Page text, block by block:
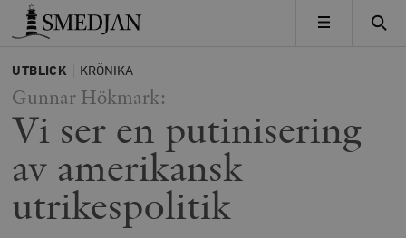
Timbro
MENY
UTBLICK KRÖNIKA
Gunnar Hökmark:
Vi ser en putinisering
av amerikansk
utrikespolitik